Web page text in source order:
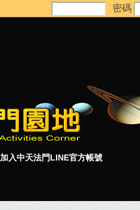
密碼
加入中天法門LINE官方帳號